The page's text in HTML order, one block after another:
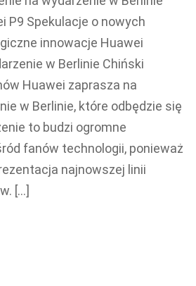
P9 Spekulacje o nowych
innowacje Huawei
w Berlinie Chiński
Huawei zaprasza na
w Berlinie, które odbędzie się
to budzi ogromne
fanów technologii, ponieważ
najnowszej linii
[…]